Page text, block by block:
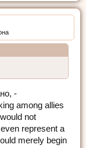
-
among allies
not
represent a
merely begin